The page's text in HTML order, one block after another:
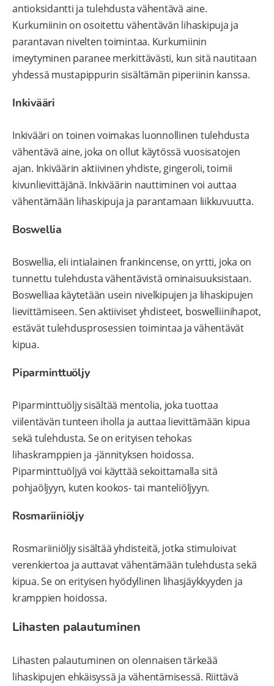
antioksidantti ja tulehdusta vähentävä aine.
Kurkumiinin on osoitettu vähentävän lihaskipuja ja
parantavan nivelten toimintaa. Kurkumiinin
imeytyminen paranee merkittävästi, kun sitä nautitaan
yhdessä mustapippurin sisältämän piperiinin kanssa.
Inkivääri
Inkivääri on toinen voimakas luonnollinen tulehdusta
vähentävä aine, joka on ollut käytössä vuosisatojen
ajan. Inkiväärin aktiivinen yhdiste, gingeroli, toimii
kivunlievittäjänä. Inkiväärin nauttiminen voi auttaa
vähentämään lihaskipuja ja parantamaan liikkuvuutta.
Boswellia
Boswellia, eli intialainen frankincense, on yrtti, joka on
tunnettu tulehdusta vähentävistä ominaisuuksistaan.
Boswelliaa käytetään usein nivelkipujen ja lihaskipujen
lievittämiseen. Sen aktiiviset yhdisteet, boswelliinihapot,
estävät tulehdusprosessien toimintaa ja vähentävät
kipua.
Piparminttuöljy
Piparminttuöljy sisältää mentolia, joka tuottaa
viilentävän tunteen iholla ja auttaa lievittämään kipua
sekä tulehdusta. Se on erityisen tehokas
lihaskramppien ja -jännityksen hoidossa.
Piparminttuöljyä voi käyttää sekoittamalla sitä
pohjaöljyyn, kuten kookos- tai manteliöljyyn.
Rosmariiniöljy
Rosmariiniöljy sisältää yhdisteitä, jotka stimuloivat
verenkiertoa ja auttavat vähentämään tulehdusta sekä
kipua. Se on erityisen hyödyllinen lihasjäykkyyden ja
kramppien hoidossa.
Lihasten palautuminen
Lihasten palautuminen on olennaisen tärkeää
lihaskipujen ehkäisyssä ja vähentämisessä. Riittävä